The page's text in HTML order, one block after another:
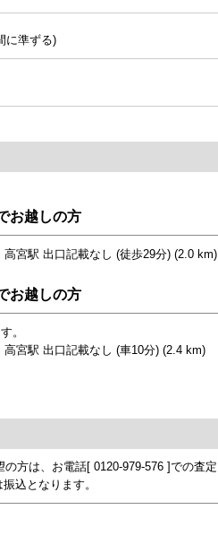
に準ずる)
お越しの方
高宮駅 出口記載なし (徒歩29分) (2.0 km)
お越しの方
。
高宮駅 出口記載なし (車10分) (2.4 km)
方は、お電話[ 0120-979-576 ]での査定
込となります。